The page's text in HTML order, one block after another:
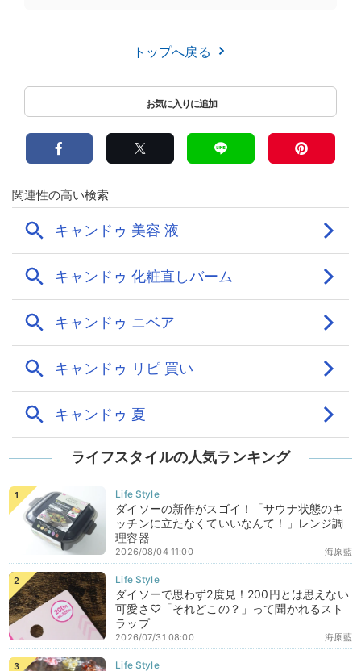
トップへ戻る
ライフスタイルの人気ランキング
ダイソーの新作がスゴイ！「サウナ状態のキ
ッチンに立たなくていいなんて！」レンジ調
理容器
海原藍
2026/08/04 11:00
ダイソーで思わず2度見！200円とは思えない
可愛さ♡「それどこの？」って聞かれるスト
ラップ
海原藍
2026/07/31 08:00